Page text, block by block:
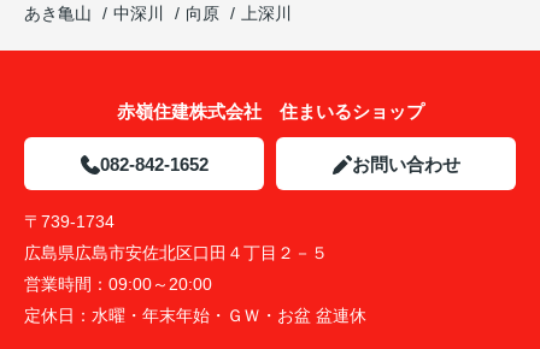
あき亀山
中深川 向原 上深川
赤嶺住建株式会社 住まいるショップ
082-842-1652 お問い合わせ
〒739-1734
広島県広島市安佐北区口田４丁目２－５
営業時間： 09:00～20:00
定休日： 水曜・年末年始・ＧＷ・お盆 盆連休